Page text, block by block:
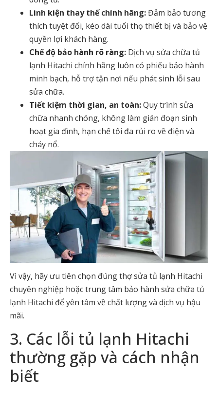
Linh kiện thay thế chính hãng:Đảm bảo tương
thích tuyệt đối, kéo dài tuổi thọ thiết bị và bảo vệ
quyền lợi khách hàng.
Chế độ bảo hành rõ ràng: Dịch vụ sửa chữa tủ
lạnh Hitachi chính hãng luôn có phiếu bảo hành
minh bạch, hỗ trợ tận nơi nếu phát sinh lỗi sau
sửa chữa.
Tiết kiệm thời gian, an toàn:Quy trình sửa
chữa nhanh chóng, không làm gián đoạn sinh
hoạt gia đình, hạn chế tối đa rủi ro về điện và
cháy nổ.
Vì vậy, hãy ưu tiên chọn đúngthợ sửa tủ lạnh Hitachi
chuyên nghiệp hoặctrung tâm bảo hành sửa chữa tủ
lạnh Hitachi để yên tâm về chất lượng và dịch vụ hậu
mãi.
3. Các lỗi tủ lạnh Hitachi
thường gặp và cách nhận
biết